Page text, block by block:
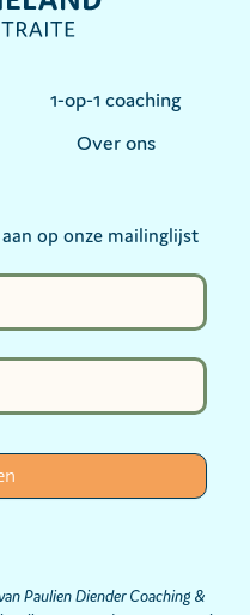
1-op-1 coaching
Over ons
op onze mailinglijst
Paulien Diender Coaching &